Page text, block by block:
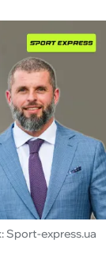
Sport-express.ua